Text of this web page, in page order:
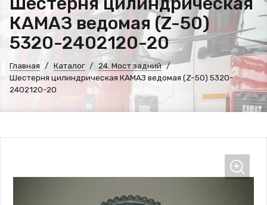
КАМАЗ ведомая (Z-50)
5320-2402120-20
Главная Каталог
24. Мост задний
Шестерня цилиндрическая КАМАЗ ведомая (Z-50) 5320-
2402120-20